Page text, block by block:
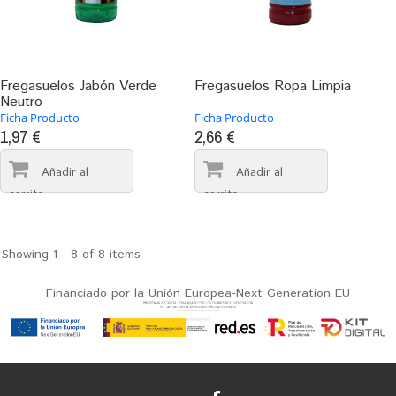
Fregasuelos Jabón Verde
Neutro
Ficha Producto
1,97 €
Fregasuelos Ropa Limpia
Ficha Producto
2,66 €
Showing 1 - 8 of 8 items
Financiado por la Unión Europea-Next Generation EU